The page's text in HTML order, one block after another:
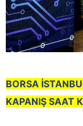
BORSA
KAPANIŞ SAAT